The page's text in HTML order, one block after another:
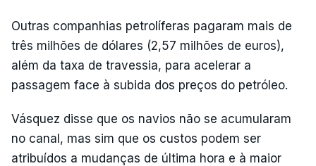
Outras companhias petrolíferas pagaram mais de
três milhões de dólares (2,57 milhões de euros),
além da taxa de travessia, para acelerar a
passagem face à subida dos preços do petróleo.
Vásquez disse que os navios não se acumularam
no canal, mas sim que os custos podem ser
atribuídos a mudanças de última hora e à maior